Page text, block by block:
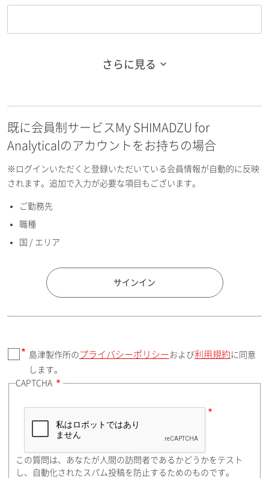
お名前フリガナ（名）
E-mailアドレス（半角英数）
国 / エリア
郵便番号（勤務先）
住所検索
都道府県（勤務先）
さらに見る
既に会員制サービスMy SHIMADZU for
Analyticalのアカウントをお持ちの場合
※ログインいただくと登録いただいている会員情報が自動的に反映
されます。追加で入力が必要な項目もございます。
ご勤務先
職種
国 / エリア
サインイン
島津製作所の プライバシーポリシー および利用規約 に同意
します。
CAPTCHA
この質問は、あなたが人間の訪問者であるかどうかをテスト
し、自動化されたスパム投稿を防止するためのものです。